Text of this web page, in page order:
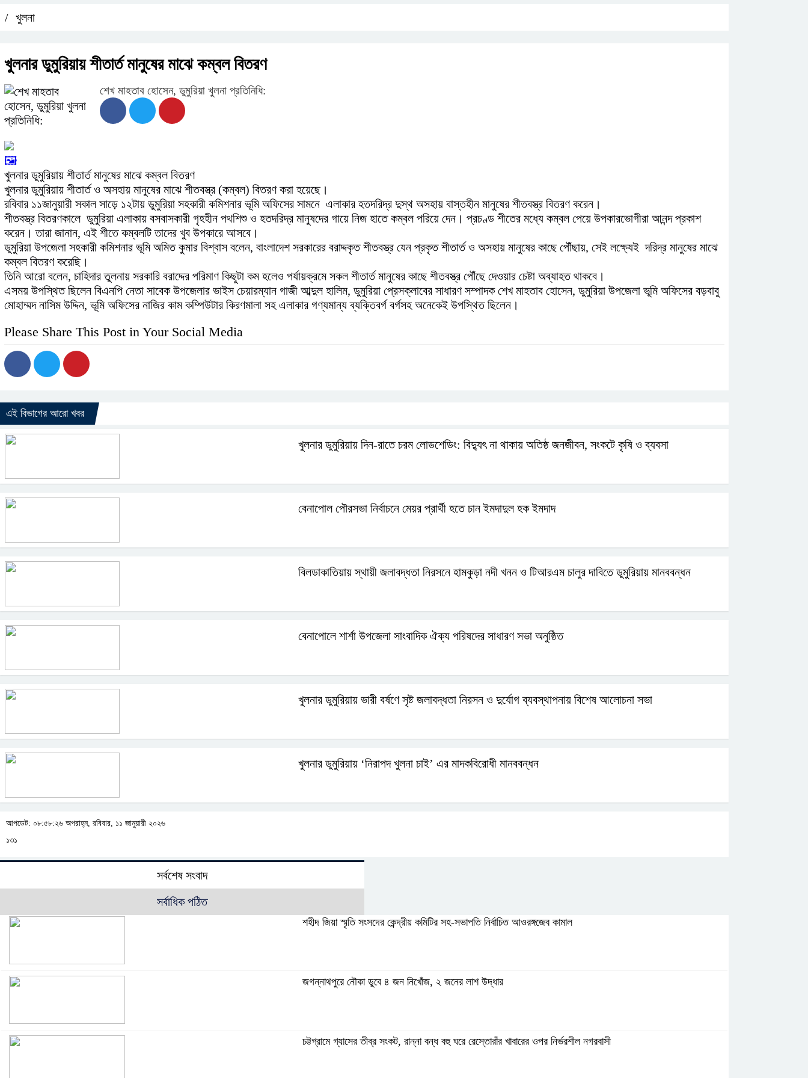
/ খুলনা
খুলনার ডুমুরিয়ায় শীতার্ত মানুষের মাঝে কম্বল বিতরণ
শেখ মাহতাব হোসেন, ডুমুরিয়া খুলনা প্রতিনিধি:
🖼️
খুলনার ডুমুরিয়ায় শীতার্ত মানুষের মাঝে কম্বল বিতরণ
খুলনার ডুমুরিয়ায় শীতার্ত ও অসহায় মানুষের মাঝে শীতবস্ত্র (কম্বল) বিতরণ করা হয়েছে।
রবিবার ১১জানুয়ারী সকাল সাড়ে ১২টায় ডুমুরিয়া‌ সহকারী কমিশনার ভূমি অফিসের‌ সামনে‌‌ এলাকার হতদরিদ্র দুস্থ অসহায় বাস্তহীন মানুষের ‌শীতবস্ত্র বিতরণ করেন।
শীতবস্ত্র বিতরণকালে ডুমুরিয়া এলাকায় বসবাসকারী গৃহহীন পথশিশু ও হতদরিদ্র মানুষদের গায়ে নিজ হাতে কম্বল পরিয়ে দেন। প্রচণ্ড শীতের মধ্যে কম্বল পেয়ে উপকারভোগীরা আনন্দ প্রকাশ
করেন। তারা জানান, এই শীতে কম্বলটি তাদের খুব উপকারে আসবে।
ডুমুরিয়া উপজেলা সহকারী কমিশনার ভূমি অমিত কুমার বিশ্বাস বলেন, বাংলাদেশ সরকারের বরাদ্দকৃত শীতবস্ত্র যেন প্রকৃত শীতার্ত ও অসহায় মানুষের কাছে পৌঁছায়, সেই লক্ষ্যেই দরিদ্র মানুষের মাঝে
কম্বল বিতরণ করেছি।
তিনি আরো বলেন, চাহিদার তুলনায় সরকারি বরাদ্দের পরিমাণ কিছুটা কম হলেও পর্যায়ক্রমে সকল শীতার্ত মানুষের কাছে শীতবস্ত্র পৌঁছে দেওয়ার চেষ্টা অব্যাহত থাকবে।
এসময় উপস্থিত ছিলেন ‌বিএনপি‌‌ নেতা‌ সাবেক উপজেলার ভাইস চেয়ারম্যান গাজী আব্দুল হালিম, ডুমুরিয়া প্রেসক্লাবের সাধারণ সম্পাদক শেখ মাহতাব হোসেন,‌ ডুমুরিয়া উপজেলা ভূমি অফিসের বড়বাবু
মোহাম্মদ নাসিম উদ্দিন, ভূমি অফিসের নাজির কাম কম্পিউটার কিরণমালা সহ এলাকার গণ্যমান্য ব্যক্তিবর্গ বর্গসহ অনেকেই উপস্থিত ছিলেন।
Please Share This Post in Your Social Media
এই বিভাগের আরো খবর
খুলনার ডুমুরিয়ায় দিন-রাতে চরম লোডশেডিং: বিদ্যুৎ না থাকায় অতিষ্ঠ জনজীবন, সংকটে কৃষি ও ব্যবসা
বেনাপোল পৌরসভা নির্বাচনে মেয়র প্রার্থী হতে চান ইমদাদুল হক ইমদাদ
বিলডাকাতিয়ায় স্থায়ী জলাবদ্ধতা নিরসনে হামকুড়া নদী খনন ও টিআরএম চালুর দাবিতে ডুমুরিয়ায় মানববন্ধন
বেনাপোলে শার্শা উপজেলা সাংবাদিক ঐক্য পরিষদের সাধারণ সভা অনুষ্ঠিত
খুলনার ডুমুরিয়ায় ভারী বর্ষণে সৃষ্ট জলাবদ্ধতা নিরসন ও দুর্যোগ ব্যবস্থাপনায় বিশেষ আলোচনা সভা
খুলনার ডুমুরিয়ায় ‘নিরাপদ খুলনা চাই’ এর মাদকবিরোধী মানববন্ধন
আপডেট: ০৮:৫৮:২৬ অপরাহ্ন, রবিবার, ১১ জানুয়ারী ২০২৬
১৩১
সর্বশেষ সংবাদ
সর্বাধিক পঠিত
শহীদ জিয়া স্মৃতি সংসদের কেন্দ্রীয় কমিটির সহ-সভাপতি নির্বাচিত আওরঙ্গজেব কামাল
জগন্নাথপুরে নৌকা ডুবে ৪ জন নিখোঁজ, ২ জনের লাশ উদ্ধার
চট্টগ্রামে গ্যাসের তীব্র সংকট, রান্না বন্ধ বহু ঘরে রেস্তোরাঁর খাবারের ওপর নির্ভরশীল নগরবাসী